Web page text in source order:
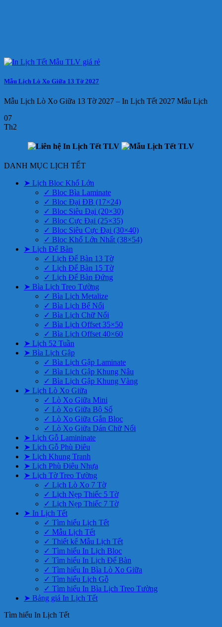
Mẫu Lịch Lò Xo Giữa 13 Tờ 2027
Mẫu Lịch Lò Xo Giữa 13 Tờ 2027 – In Lịch Tết 2027 Mẫu Lịch
07
Th2
DANH MỤC LỊCH TẾT
➤ Lịch Bloc Khổ Lớn
✓ Bloc Bìa Laminate
✓ Bloc Đại ĐB (17×24)
✓ Bloc Siêu Đại (20×30)
✓ Bloc Cực Đại (25×35)
✓ Bloc Siêu Cực Đại (30×40)
✓ Bloc Khổ Lớn Nhất (38×54)
➤ Lịch Để Bàn
✓ Lịch Để Bàn 13 Tờ
✓ Lịch Để Bàn 15 Tờ
✓ Lịch Để Bàn Đứng
➤ Bìa Lịch Treo Tường
✓ Bìa Lịch Metalize
✓ Bìa Lịch Bế Nổi
✓ Bìa Lịch Chữ Nổi
✓ Bìa Lịch Offset 35×50
✓ Bìa Lịch Offset 40×60
➤ Lịch 52 Tuần
➤ Bìa Lịch Gập
✓ Bìa Lịch Gập Laminate
✓ Bìa Lịch Gập Khung Nâu
✓ Bìa Lịch Gập Khung Vàng
➤ Lịch Lò Xo Giữa
✓ Lò Xo Giữa Mini
✓ Lò Xo Giữa Bộ Số
✓ Lò Xo Giữa Gắn Bloc
✓ Lò Xo Giữa Dán Chữ Nổi
➤ Lịch Gỗ Lamininate
➤ Lịch Gỗ Phù Điêu
➤ Lịch Khung Tranh
➤ Lịch Phù Điêu Nhựa
➤ Lịch Tờ Treo Tường
✓ Lịch Lò Xo 7 Tờ
✓ Lịch Nẹp Thiếc 5 Tờ
✓ Lịch Nẹp Thiếc 7 Tờ
➤ In Lịch Tết
✓ Tìm hiểu Lịch Tết
✓ Mẫu Lịch Tết
✓ Thiết kế Mẫu Lịch Tết
✓ Tìm hiểu In Lịch Bloc
✓ Tìm hiểu In Lịch Để Bàn
✓ Tìm hiểu In Bìa Lò Xo Giữa
✓ Tìm hiểu Lịch Gỗ
✓ Tìm hiểu In Bìa Lịch Treo Tường
➤ Bảng giá In Lịch Tết
Tìm hiểu In Lịch Tết